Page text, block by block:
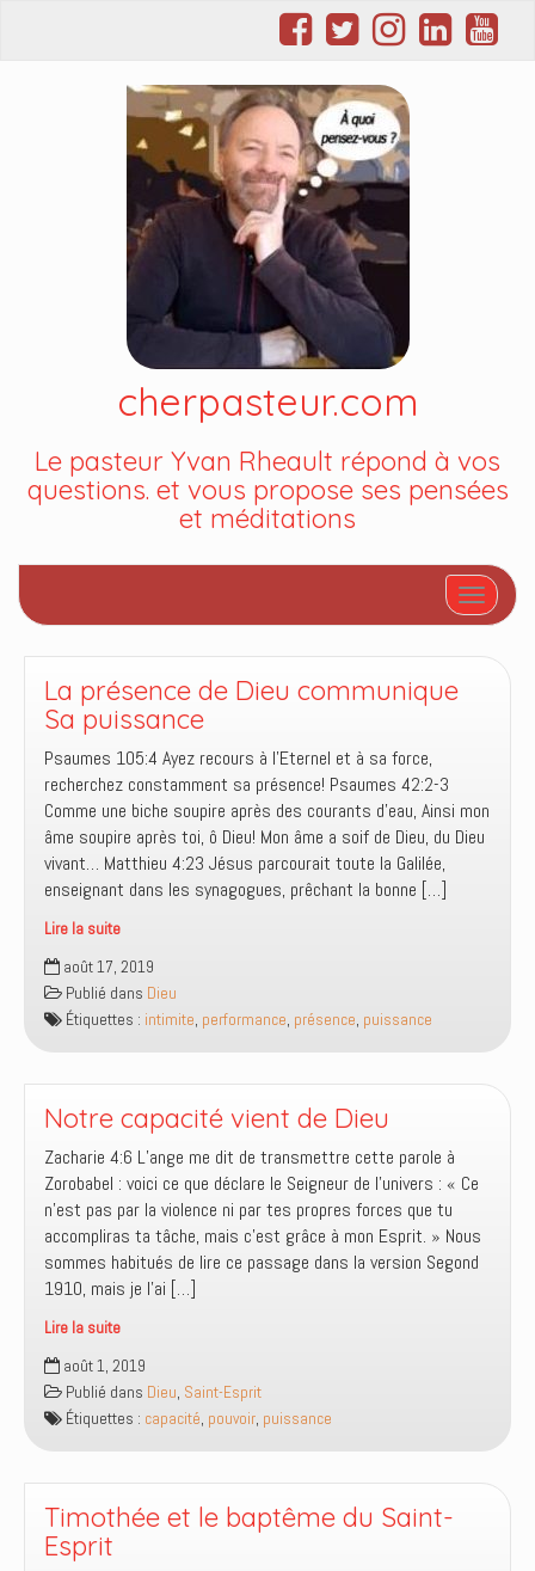
cherpasteur.com
Le pasteur Yvan Rheault répond à vos
questions. et vous propose ses pensées
et méditations
Afficher/
La présence de Dieu communique
Sa puissance
Psaumes 105:4 Ayez recours à l’Eternel et à sa force,
recherchez constamment sa présence! Psaumes 42:2-3
Comme une biche soupire après des courants d’eau, Ainsi mon
âme soupire après toi, ô Dieu! Mon âme a soif de Dieu, du Dieu
vivant… Matthieu 4:23 Jésus parcourait toute la Galilée,
enseignant dans les synagogues, prêchant la bonne […]
Lire la suite
La
présence
de
Dieu
Sa
puissance
août 17, 2019
Publié dans Dieu
Étiquettes : intimite, performance, présence, puissance
Notre capacité vient de Dieu
Zacharie 4:6 L’ange me dit de transmettre cette parole à
Zorobabel : voici ce que déclare le Seigneur de l’univers : « Ce
n’est pas par la violence ni par tes propres forces que tu
accompliras ta tâche, mais c’est grâce à mon Esprit. » Nous
sommes habitués de lire ce passage dans la version Segond
1910, mais je l’ai […]
Lire la suite
Notre
capacité
vient
de
août 1, 2019
Publié dans Dieu, Saint-Esprit
Étiquettes : capacité, pouvoir, puissance
Timothée et le baptême du Saint-
Esprit